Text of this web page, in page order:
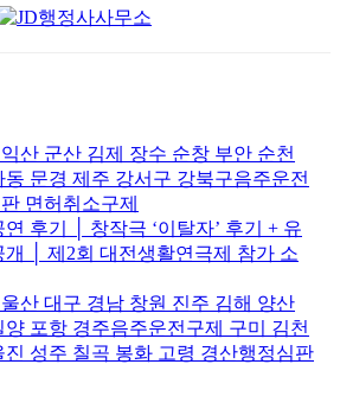
산 군산 김제 장수 순창 부안 순천
동 문경 제주 강서구 강북구음주운전
면허취소구제
후기 │ 창작극 ‘이탈자’ 후기 + 유
개 │ 제2회 대전생활연극제 참가 소
산 대구 경남 창원 진주 김해 양산
양 포항 경주음주운전구제 구미 김천
진 성주 칠곡 봉화 고령 경산행정심판